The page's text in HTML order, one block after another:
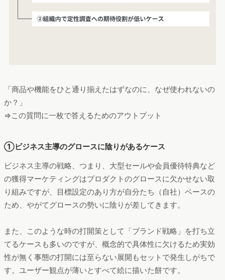
「商品や機能をひと通り揃えたはずなのに、なぜ使われないの
か？」
⇒この質問に一枚で答えるためのアウトプット
①ビジネス主導のグロースに陰りがあるケース
ビジネス主導の戦略、つまり、大型セールや会員優待特典など
の獲得マーケティングはプロダクトのグロースに欠かせない取
り組みですが、目標設定のあり方が自分たち（自社）ベースの
ため、やがてグロースの勢いに陰りが差してきます。
また、このような時の打開策として「ブランド戦略」を打ち立
てるケースも多いのですが、概念的で具体性に欠けるため実効
性が無く事態の打開には至らない展開もセットで発生しがちで
す。ユーザー観点が薄いとすべて絵に描いた餅です。